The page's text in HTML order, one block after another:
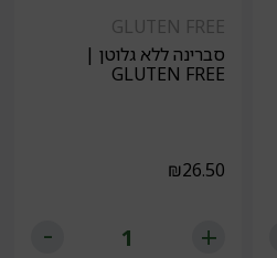
GLUTEN FREE
סברינה ללא גלוטן |
GLUTEN FREE
₪26.50